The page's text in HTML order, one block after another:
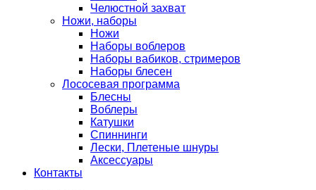
Челюстной захват
Ножи, наборы
Ножи
Наборы воблеров
Наборы вабиков, стримеров
Наборы блесен
Лососевая программа
Блесны
Воблеры
Катушки
Спиннинги
Лески, Плетеные шнуры
Аксессуары
Контакты